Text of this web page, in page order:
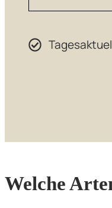
Welche